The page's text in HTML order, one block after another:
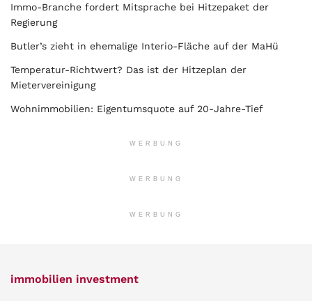
Immo-Branche fordert Mitsprache bei Hitzepaket der
Regierung
Butler’s zieht in ehemalige Interio-Fläche auf der MaHü
Temperatur-Richtwert? Das ist der Hitzeplan der
Mietervereinigung
Wohnimmobilien: Eigentumsquote auf 20-Jahre-Tief
WERBUNG
WERBUNG
WERBUNG
immobilien investment